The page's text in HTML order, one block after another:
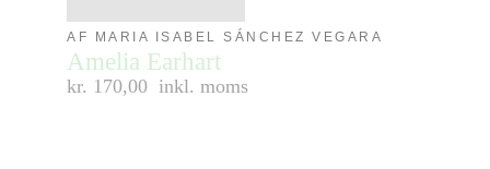
AF MARIA ISABEL SÁNCHEZ VEGARA
Amelia Earhart
kr. 170,00 inkl. moms